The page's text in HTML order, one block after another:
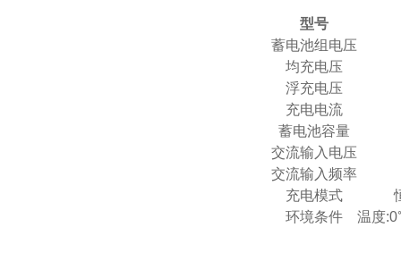
型号
蓄电池组电压
均充电压
浮充电压
充电电流
蓄电池容量
交流输入电压
交流输入频率
充电模式
环境条件
温度